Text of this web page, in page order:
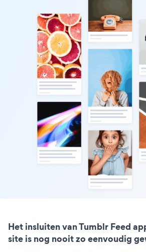
Het insluiten van Tumblr Feed
site is nog nooit zo eenvoudig